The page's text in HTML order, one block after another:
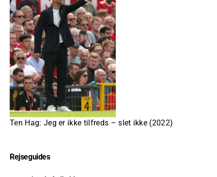
Ten Hag: Jeg er ikke tilfreds – slet ikke (2022)
Rejseguides